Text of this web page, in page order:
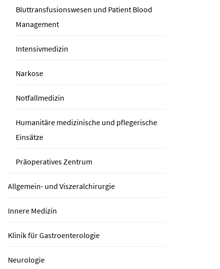
Bluttransfusionswesen und Patient Blood
Management
Intensivmedizin
Narkose
Notfallmedizin
Humanitäre medizinische und pflegerische
Einsätze
Präoperatives Zentrum
Allgemein- und Viszeralchirurgie
Innere Medizin
Klinik für Gastroenterologie
Neurologie
Rettungsdienst, ATLS Provider, PHTLS
Provider, Interner Auditor (DGQ), Übungsleiter
Progressive Muskelrelaxation, Stanford online
Certificate: Palliative Care Always, Fachkunde
Röntgendiagnostik: Thorax, Abdomen, Skelett,
Notfalldiagnostik, Thorax auf der
Intensivstation
Mehr zur Person